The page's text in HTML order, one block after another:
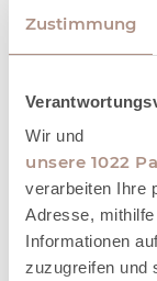
Zustimmung
Wir und
unsere 1022
verarbeiten Ihre
Adresse,
Informationen
zuzugreifen und